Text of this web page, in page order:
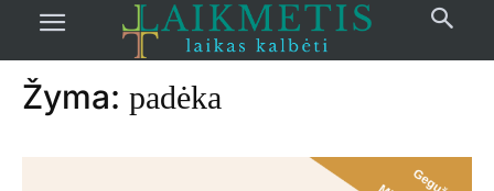
žymos Padėka
Žyma: padėka